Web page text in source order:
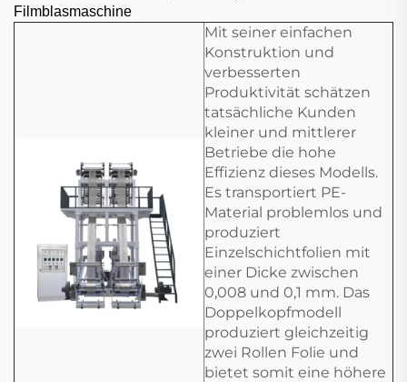
Filmblasmaschine
Mit seiner einfachen
Konstruktion und
verbesserten
Produktivität schätzen
tatsächliche Kunden
kleiner und mittlerer
Betriebe die hohe
Effizienz dieses Modells.
Es transportiert PE-
Material problemlos und
produziert
Einzelschichtfolien mit
einer Dicke zwischen
0,008 und 0,1 mm. Das
Doppelkopfmodell
produziert gleichzeitig
zwei Rollen Folie und
bietet somit eine höhere